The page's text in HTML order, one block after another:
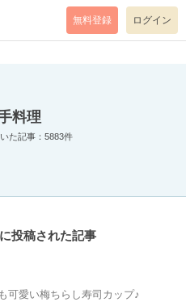
mode=return level=notice
無料登録 ログイン
料理
た記事：5883件
投稿された記事
可愛い梅ちらし寿司カップ♪